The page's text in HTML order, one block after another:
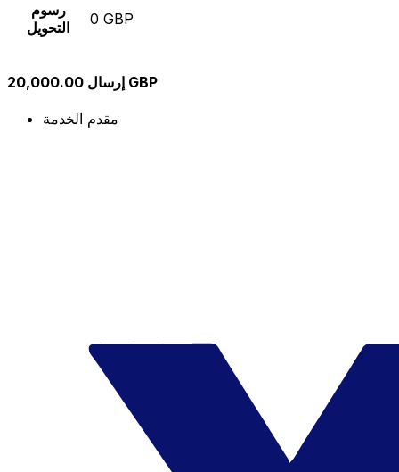
رسوم
التحويل
0 GBP
إرسال 20,000.00 GBP
مقدم الخدمة